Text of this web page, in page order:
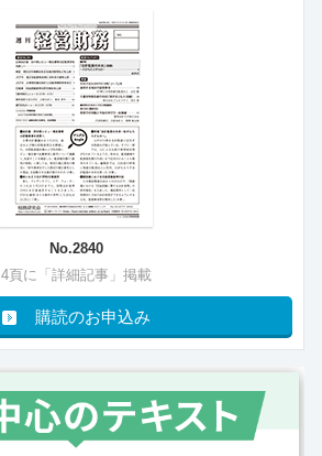
No.2840
4頁に「詳細記事」掲載
購読のお申込み